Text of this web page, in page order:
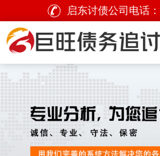
启东讨债公司电话：